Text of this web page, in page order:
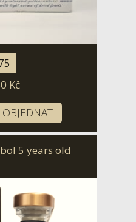
Kč
OBJEDNAT
5 years old